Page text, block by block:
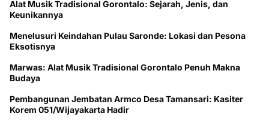
Alat Musik Tradisional Gorontalo: Sejarah, Jenis, dan
Keunikannya
Menelusuri Keindahan Pulau Saronde: Lokasi dan Pesona
Eksotisnya
Marwas: Alat Musik Tradisional Gorontalo Penuh Makna
Budaya
Pembangunan Jembatan Armco Desa Tamansari: Kasiter
Korem 051/Wijayakarta Hadir